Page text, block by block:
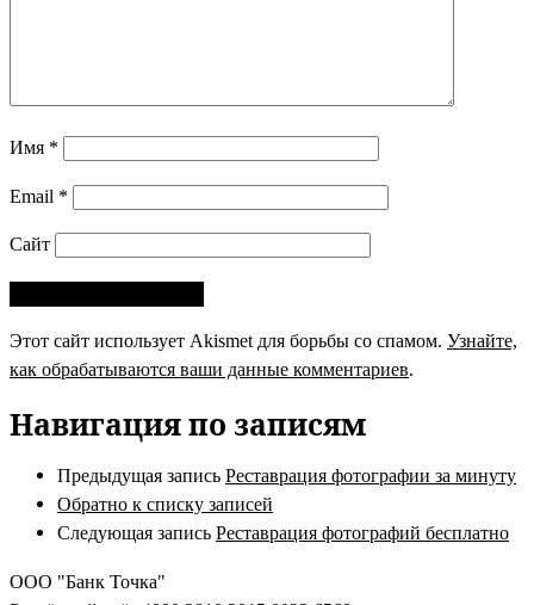
Имя *
Email *
Сайт
Этот сайт использует Akismet для борьбы со спамом. Узнайте,
как обрабатываются ваши данные комментариев.
Навигация по записям
Предыдущая запись Реставрация фотографии за минуту
Обратно к списку записей
Следующая запись Реставрация фотографий бесплатно
ООО "Банк Точка"